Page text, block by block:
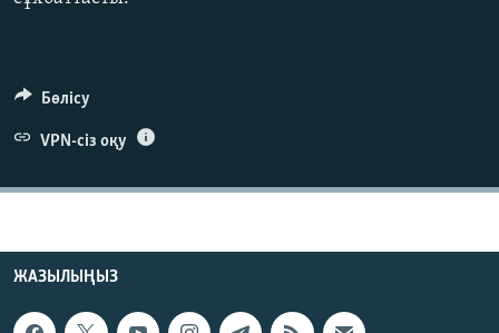
Бөлісу
VPN-сіз оқу
ЖАЗЫЛЫҢЫЗ